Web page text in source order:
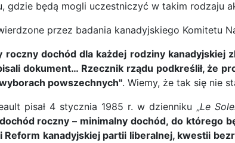
gdzie będą mogli uczestniczyć w takim rodzaju
przez badania kanadyjskiego Komitetu
roczny dochód dla każdej rodziny
dokument… Rzecznik rządu podkreślił, że
powszechnych". Wiemy, że tak się nie
pisał 4 stycznia 1985 r. w dzienniku „Le
roczny – minimalny dochód, do którego
kanadyjskiej partii liberalnej, kwestii